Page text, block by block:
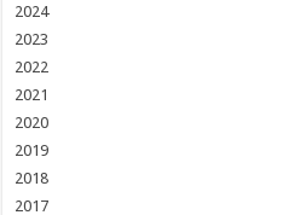
2024
2023
2022
2021
2020
2019
2018
2017